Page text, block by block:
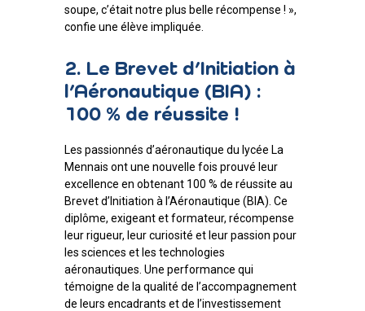
soupe, c’était notre plus belle récompense ! »,
confie une élève impliquée.
2. Le Brevet d’Initiation à
l’Aéronautique (BIA) :
100 % de réussite !
Les passionnés d’aéronautique du lycée La
Mennais ont une nouvelle fois prouvé leur
excellence en obtenant 100 % de réussite au
Brevet d’Initiation à l’Aéronautique (BIA). Ce
diplôme, exigeant et formateur, récompense
leur rigueur, leur curiosité et leur passion pour
les sciences et les technologies
aéronautiques. Une performance qui
témoigne de la qualité de l’accompagnement
de leurs encadrants et de l’investissement